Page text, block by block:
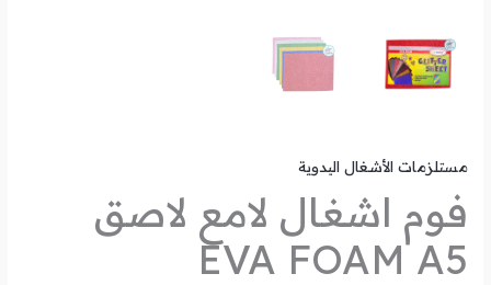
مستلزمات الأشغال اليدوية
فوم اشغال لامع لاصق
EVA FOAM A5